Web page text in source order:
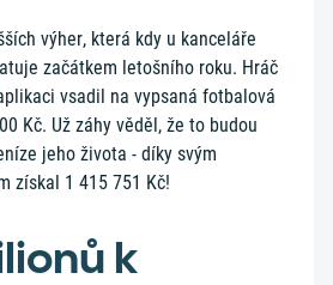
výher, která kdy u kanceláře
začátkem letošního roku. Hráč
vsadil na vypsaná fotbalová
Kč. Už záhy věděl, že to budou
jeho života - díky svým
získal 1 415 751 Kč!
k